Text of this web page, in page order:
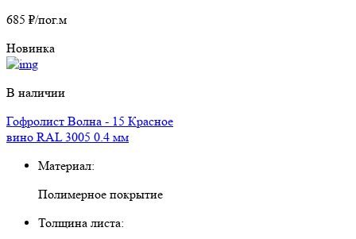
685 ₽/пог.м
Новинка
В наличии
Гофролист Волна - 15 Красное
вино RAL 3005 0.4 мм
Материал:
Полимерное покрытие
Толщина листа: